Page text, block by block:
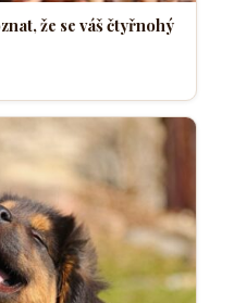
že se váš čtyřnohý